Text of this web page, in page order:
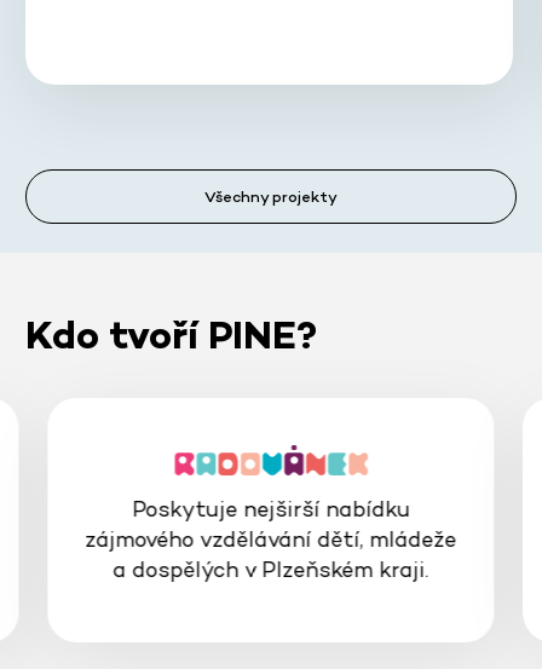
Všechny projekty
Kdo tvoří PINE?
Poskytuje nejširší nabídku
zájmového vzdělávání dětí, mládeže
a dospělých v Plzeňském kraji.